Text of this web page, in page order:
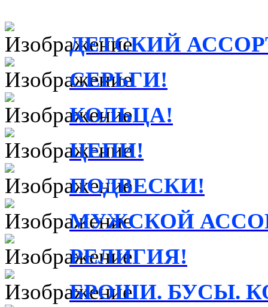
ДЕТСКИЙ
СЕРЬГИ!
КОЛЬЦА!
ЦЕПИ!
ПОДВЕСКИ!
МУЖСКОЙ
РЕЛИГИЯ!
БРОШИ. БУСЫ.